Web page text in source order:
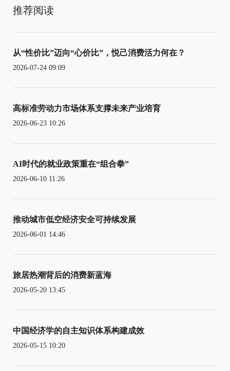
推荐阅读
从“性价比”迈向“心价比”，悦己消费活力何在？
2026-07-24 09:09
高标准劳动力市场体系支撑未来产业培育
2026-06-23 10:26
AI时代的就业政策重在“组合拳”
2026-06-10 11:26
推动城市低空经济安全可持续发展
2026-06-01 14:46
旅居热潮背后的消费新蓝海
2026-05-20 13:45
中国经济学的自主知识体系构建成效
2026-05-15 10:20